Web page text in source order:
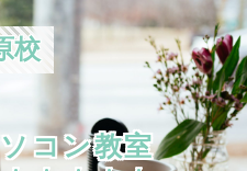
校
コン教室